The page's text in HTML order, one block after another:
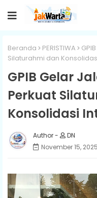
Beranda PERISTIWA
Silaturahmi dan
GPIB Gelar
Perkuat
Konsolidasi
DN
November 15, 2025